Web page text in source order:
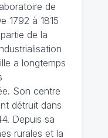
de
1792 à 1815
de la
a longtemps
Son centre
détruit dans
Depuis sa
rurales et la